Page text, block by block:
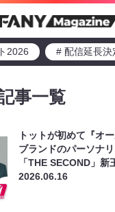
2026 # 配信延長決
事一覧
トットが初めて『オ
ブランドのパーソナ
「THE SECOND」新
2026.06.16